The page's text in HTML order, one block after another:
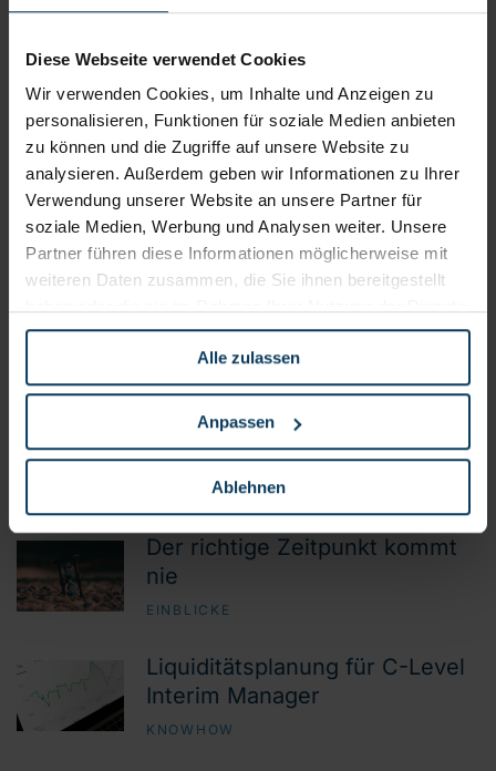
Diese Webseite verwendet Cookies
Wir verwenden Cookies, um Inhalte und Anzeigen zu
personalisieren, Funktionen für soziale Medien anbieten
zu können und die Zugriffe auf unsere Website zu
analysieren. Außerdem geben wir Informationen zu Ihrer
Verwendung unserer Website an unsere Partner für
soziale Medien, Werbung und Analysen weiter. Unsere
Partner führen diese Informationen möglicherweise mit
weiteren Daten zusammen, die Sie ihnen bereitgestellt
gesammelt haben.
Alle zulassen
Anpassen
Ablehnen
neutraler Zustand mehr ist
EINBLICKE
Nutze dein Umfeld, um deinen
Erfolg messbar zu steigern
EINBLICKE
Die Reue verpasster Chancen
überwiegt das Risiko, Fehler
zu machen
Warum du immer weiter
läufst, aber nie ankommst
EINBLICKE
Der richtige Zeitpunkt kommt
nie
EINBLICKE
Liquiditätsplanung für C-Level
Interim Manager
KNOWHOW